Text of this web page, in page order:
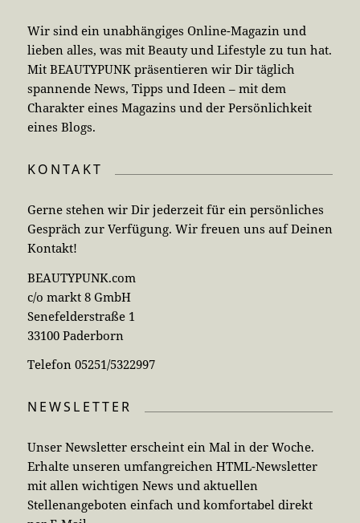
Wir sind ein unabhängiges Online-Magazin und
lieben alles, was mit Beauty und Lifestyle zu tun hat.
Mit BEAUTYPUNK präsentieren wir Dir täglich
spannende News, Tipps und Ideen – mit dem
Charakter eines Magazins und der Persönlichkeit
eines Blogs.
KONTAKT
Gerne stehen wir Dir jederzeit für ein persönliches
Gespräch zur Verfügung. Wir freuen uns auf Deinen
Kontakt!
BEAUTYPUNK.com
c/o markt 8 GmbH
Senefelderstraße 1
33100 Paderborn
Telefon 05251/5322997
NEWSLETTER
Unser Newsletter erscheint ein Mal in der Woche.
Erhalte unseren umfangreichen HTML-Newsletter
mit allen wichtigen News und aktuellen
Stellenangeboten einfach und komfortabel direkt